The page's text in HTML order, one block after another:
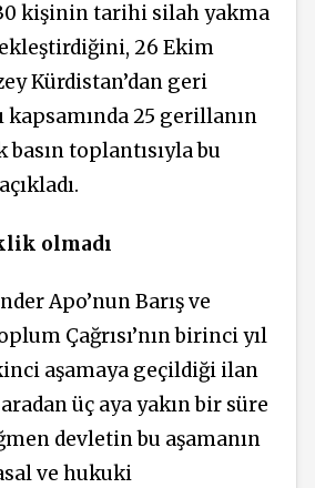
kişinin tarihi silah yakma
26 Ekim
Kürdistan’dan geri
kapsamında 25 gerillanın
basın toplantısıyla bu
olmadı
Apo’nun Barış ve
Çağrısı’nın birinci yıl
aşamaya geçildiği ilan
üç aya yakın bir süre
devletin bu aşamanın
ve hukuki